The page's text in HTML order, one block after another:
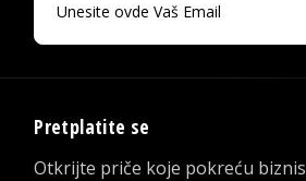
Pretplatite se
Otkrijte priče koje pokreću biznis